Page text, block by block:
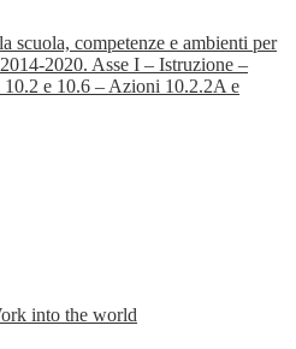
scuola, competenze e ambienti per
2020. Asse I – Istruzione –
e 10.6 – Azioni 10.2.2A e
into the world